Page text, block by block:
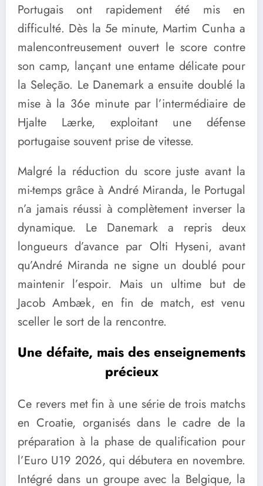
Portugais ont rapidement été mis en
difficulté. Dès la 5e minute, Martim Cunha a
malencontreusement ouvert le score contre
son camp, lançant une entame délicate pour
la Seleção. Le Danemark a ensuite doublé la
mise à la 36e minute par l’intermédiaire de
Hjalte Lærke, exploitant une défense
portugaise souvent prise de vitesse.
Malgré la réduction du score juste avant la
mi-temps grâce à André Miranda, le Portugal
n’a jamais réussi à complètement inverser la
dynamique. Le Danemark a repris deux
longueurs d’avance par Olti Hyseni, avant
qu’André Miranda ne signe un doublé pour
maintenir l’espoir. Mais un ultime but de
Jacob Ambæk, en fin de match, est venu
sceller le sort de la rencontre.
Une défaite, mais des enseignements
précieux
Ce revers met fin à une série de trois matchs
en Croatie, organisés dans le cadre de la
préparation à la phase de qualification pour
l’Euro U19 2026, qui débutera en novembre.
Intégré dans un groupe avec la Belgique, la